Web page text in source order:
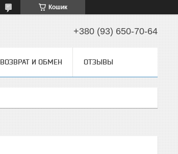
Кошик
+380 (93) 650-70-64
ВОЗВРАТ И ОБМЕН ОТЗЫВЫ